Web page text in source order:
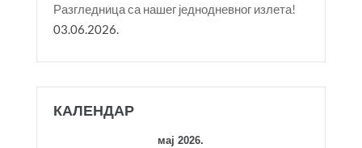
Разгледница са нашег једнодневног излета!
03.06.2026.
КАЛЕНДАР
мај 2026.